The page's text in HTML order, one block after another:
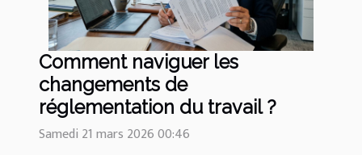
Comment naviguer les
changements de
réglementation du travail ?
Samedi 21 mars 2026 00:46